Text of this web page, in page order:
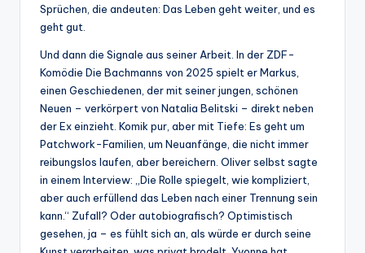
Sprüchen, die andeuten: Das Leben geht weiter, und es
geht gut.
Und dann die Signale aus seiner Arbeit. In der ZDF-
Komödie Die Bachmanns von 2025 spielt er Markus,
einen Geschiedenen, der mit seiner jungen, schönen
Neuen – verkörpert von Natalia Belitski – direkt neben
der Ex einzieht. Komik pur, aber mit Tiefe: Es geht um
Patchwork-Familien, um Neuanfänge, die nicht immer
reibungslos laufen, aber bereichern. Oliver selbst sagte
in einem Interview: „Die Rolle spiegelt, wie kompliziert,
aber auch erfüllend das Leben nach einer Trennung sein
kann.“ Zufall? Oder autobiografisch? Optimistisch
gesehen, ja – es fühlt sich an, als würde er durch seine